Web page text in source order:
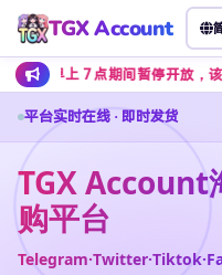
TGX Account
点期间暂停开放，该时段仅
平台实时在线 · 即时发货
TGX Account
购平台